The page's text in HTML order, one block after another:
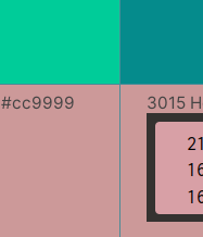
#cc9999 3015